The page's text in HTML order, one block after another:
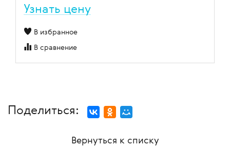
Узнать цену
В избранное
В сравнение
Поделиться:
Вернуться к списку